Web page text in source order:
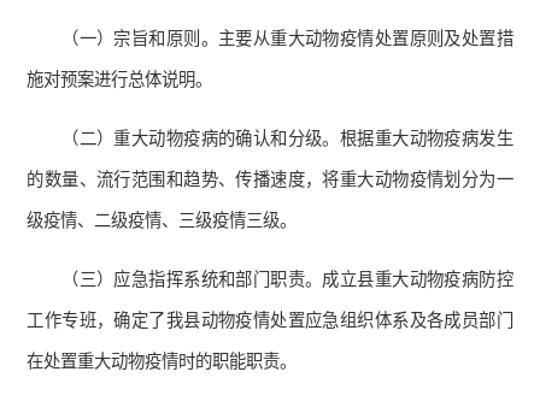
（一）宗旨和原则。主要从重大动物疫情处置原则及处置措
施对预案进行总体说明。
（二）重大动物疫病的确认和分级。根据重大动物疫病发生
的数量、流行范围和趋势、传播速度，将重大动物疫情划分为一
级疫情、二级疫情、三级疫情三级。
（三）应急指挥系统和部门职责。成立县重大动物疫病防控
工作专班，确定了我县动物疫情处置应急组织体系及各成员部门
在处置重大动物疫情时的职能职责。